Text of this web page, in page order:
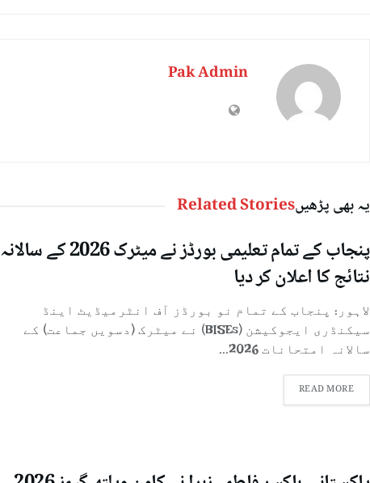
Pak Admin
یہ بھی پڑھیںRelated Stories
پنجاب کے تمام تعلیمی بورڈز نے میٹرک 2026 کے سالانہ
نتائج کا اعلان کر دیا
لاہور: پنجاب کے تمام نو بورڈز آف انٹرمیڈیٹ اینڈ
سیکنڈری ایجوکیشن (BISEs) نے میٹرک (دسویں جماعت) کے
سالانہ امتحانات 2026...
READ MORE